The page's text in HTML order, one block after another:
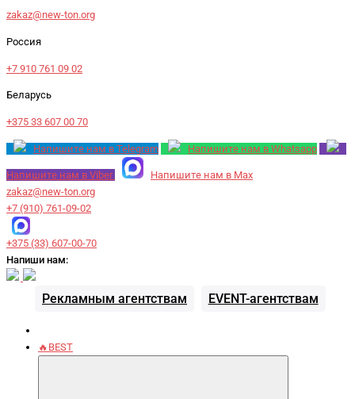
zakaz@new-ton.org
Россия
+7 910 761 09 02
Беларусь
+375 33 607 00 70
Напишите нам в Telegram Напишите нам в Whatsapp
Напишите нам в Viber
Напишите нам в Max
zakaz@new-ton.org
+7 (910) 761-09-02
+375 (33) 607-00-70
Напиши нам:
Рекламным агентствам EVENT-агентствам
🔥BEST